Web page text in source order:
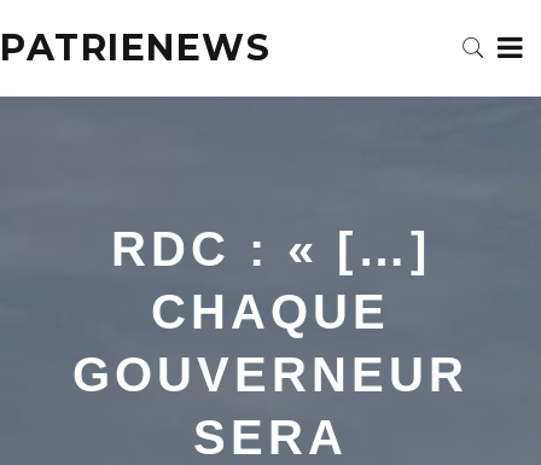
PATRIENEWS
RDC : « […]
CHAQUE
GOUVERNEUR
SERA